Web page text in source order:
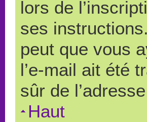
lors de
ses
peut que vous
l’e-mail ait été
sûr de
Haut